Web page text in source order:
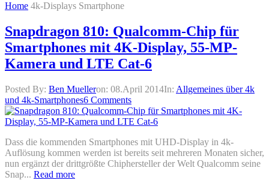
Home 4k-Displays Smartphone
Snapdragon 810: Qualcomm-Chip für
Smartphones mit 4K-Display, 55-MP-
Kamera und LTE Cat-6
Posted By: Ben Muelleron: 08.April 2014In: Allgemeines über 4k
und 4k-Smartphones6 Comments
Dass die kommenden Smartphones mit UHD-Display in 4k-
Auflösung kommen werden ist bereits seit mehreren Monaten sicher,
nun ergänzt der drittgrößte Chiphersteller der Welt Qualcomm seine
Snap... Read more